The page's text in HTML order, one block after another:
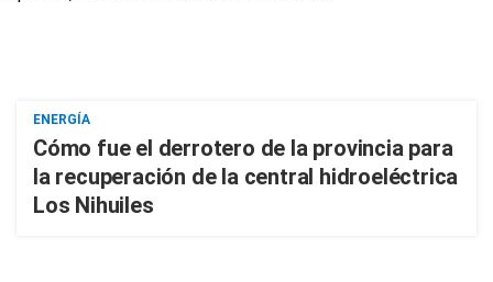
ENERGÍA
Cómo fue el derrotero de la provincia para
la recuperación de la central hidroeléctrica
Los Nihuiles